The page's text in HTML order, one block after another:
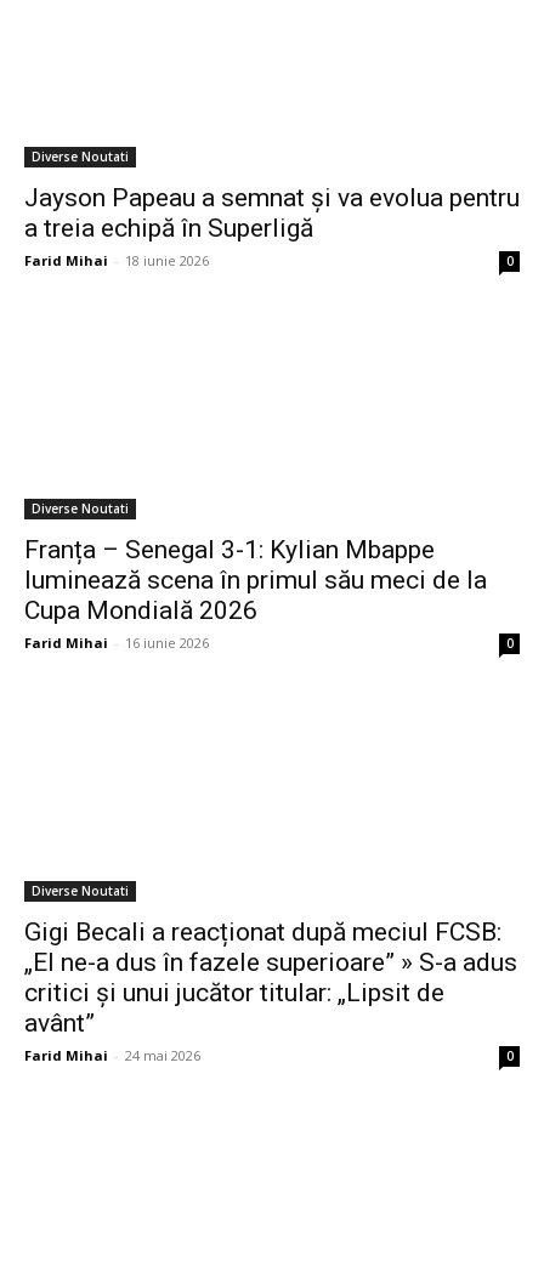
Diverse Noutati
Jayson Papeau a semnat și va evolua pentru
a treia echipă în Superligă
Farid Mihai - 18 iunie 2026 0
Diverse Noutati
Franța – Senegal 3-1: Kylian Mbappe
luminează scena în primul său meci de la
Cupa Mondială 2026
Farid Mihai - 16 iunie 2026 0
Diverse Noutati
Gigi Becali a reacționat după meciul FCSB:
„El ne-a dus în fazele superioare” » S-a adus
critici și unui jucător titular: „Lipsit de
avânt”
Farid Mihai - 24 mai 2026 0